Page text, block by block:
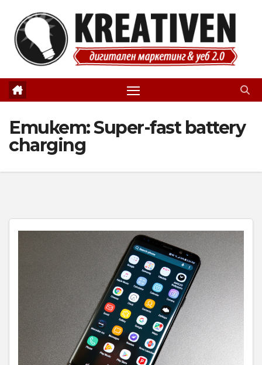
content
Етикет:Super-fast battery
charging